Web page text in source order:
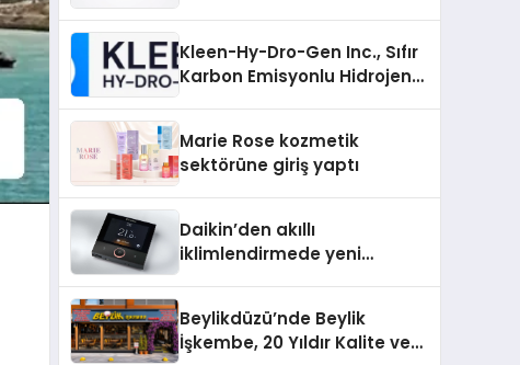
Kleen-Hy-Dro-Gen Inc., Sıfır
Karbon Emisyonlu Hidrojen
Aldı
Marie Rose kozmetik
sektörüne giriş yaptı
Daikin’den akıllı
iklimlendirmede yeni
Beylikdüzü’nde Beylik
İşkembe, 20 Yıldır Kalite ve